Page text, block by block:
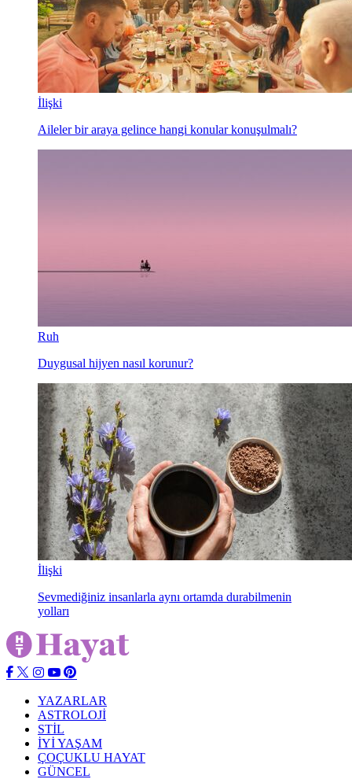
İlişki
Aileler bir araya gelince hangi konular konuşulmalı?
Ruh
Duygusal hijyen nasıl korunur?
İlişki
Sevmediğiniz insanlarla aynı ortamda durabilmenin
yolları
YAZARLAR
ASTROLOJİ
STİL
İYİ YAŞAM
ÇOÇUKLU HAYAT
GÜNCEL